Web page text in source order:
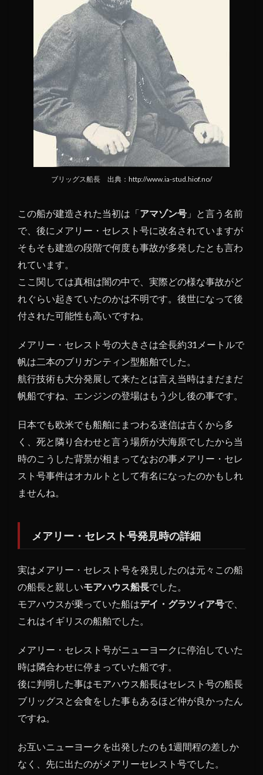
ル爆
発に
よる
もの
か
1.6
メア
スト
号の
ォス
ダイ
ク文
ブリッグス船長 出典：http://www.ia-stud.hiof.no/
この船が建造された当初は「アマゾン号 」と言う名前
で、後にメアリー・セレスト号に改名されていますが
そもそも建造の段階で何度も事故が多発したとも言わ
れています。
ここ関しては真相は闇の中で、実際どの様な事故がど
れぐらい起きていたのかは不明です。後世になって後
付された可能性も高いですね。
メアリー・セレスト号の大きさは全長約31メートルで
帆は二本のブリガンティン型船舶でした。
航行技術も大分発展して来たとは言え当時はまだまだ
帆船ですね、エンジンの登場はもう少し後の事です。
日本でも欧米でも船舶にまつわる迷信は古くから多
く、死と隣り合わせと言う場所が大海原でしたから当
時のこうした背景が相まってなおの事メアリー・セレ
スト号事件はオカルトとして有名になったのかもしれ
ませんね。
メアリー・セレスト号発見時の詳細
実はメアリー・セレスト号を発見したのは元々この船
の船長と親しいモアハウス船長でした。
モアハウスが乗っていた船はデイ・グラツィア号で、
これはイギリスの船舶でした。
メアリー・セレスト号がニューヨークに停泊していた
時は隣合わせに停まっていた船です。
後に判明した事はモアハウス船長はセレスト号の船長
ブリッグスと会食をした事もあるほど仲が良かったん
ですね。
お互いニューヨークを出発したのも1週間程の差しか
なく、先に出たのがメアリーセレスト号でした。